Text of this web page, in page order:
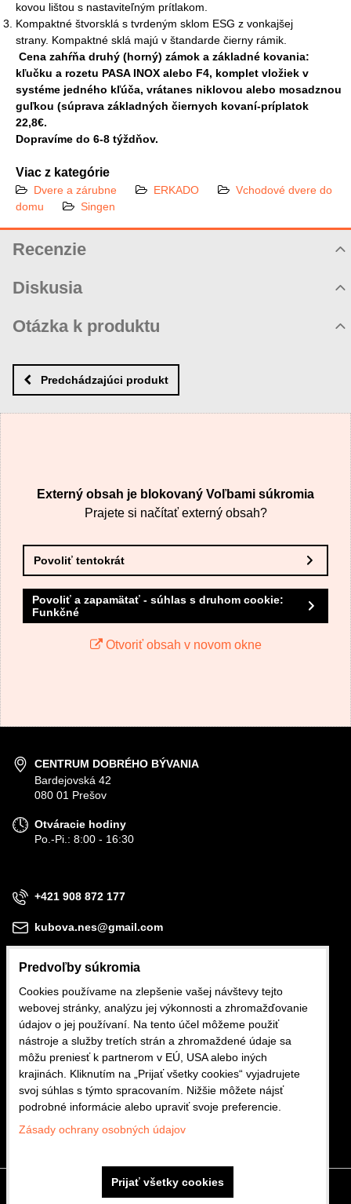
kovou lištou s nastaviteľným prítlakom.
Kompaktné štvorsklá s tvrdeným sklom ESG z vonkajšej
strany. Kompaktné sklá majú v štandarde čierny rámik.
Cena zahŕňa druhý (horný) zámok a základné kovania:
kľučku a rozetu PASA INOX alebo F4, komplet vložiek v
systéme jedného kľúča, vrátanes niklovou alebo mosadznou
guľkou (súprava základných čiernych kovaní-príplatok
22,8€.
Dopravíme do 6-8 týždňov.
Viac z kategórie
Dvere a zárubne ERKADO
Vchodové dvere do
domu
Singen
Recenzie
Diskusia
Zatiaľ nie sú žiadne komentáre! Buďte prvý!
Nový komentár
Otázka k produktu
MENO
VAŠA OTÁZKA K PRODUKTU
Odoslať
Predchádzajúci produkt
Externý obsah je blokovaný Voľbami súkromia
Prajete si načítať externý obsah?
Povoliť tentokrát
Povoliť a zapamätať - súhlas s druhom cookie:
Funkčné
Otvoriť obsah v novom okne
CENTRUM DOBRÉHO BÝVANIA
Bardejovská 42
080 01 Prešov
Otváracie hodiny
Po.-Pi.: 8:00 - 16:30
+421 908 872 177
kubova.nes@gmail.com
Obchodné podmienky
Reklamačné podmienky
Ochrana osobných údajov
Zásady ochrany osobných údajov
Predvoľby súkromia
Cookies používame na zlepšenie vašej návštevy tejto
webovej stránky, analýzu jej výkonnosti a zhromažďovanie
údajov o jej používaní. Na tento účel môžeme použiť
nástroje a služby tretích strán a zhromaždené údaje sa
môžu preniesť k partnerom v EÚ, USA alebo iných
krajinách. Kliknutím na „Prijať všetky cookies“ vyjadrujete
svoj súhlas s týmto spracovaním. Nižšie môžete nájsť
podrobné informácie alebo upraviť svoje preferencie.
Zásady ochrany osobných údajov
Prijať všetky cookies